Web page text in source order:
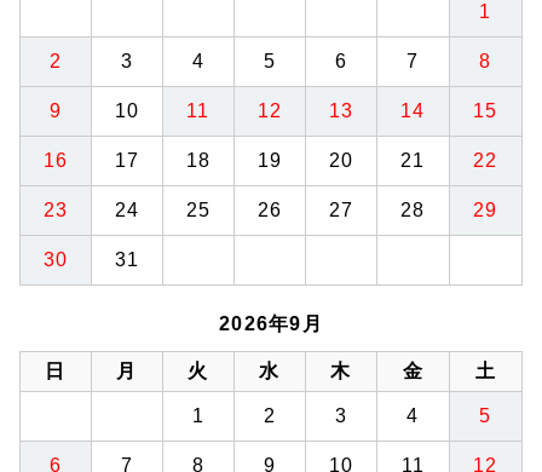
1
2 3 4 5 6 7 8
9 10 11 12 13 14 15
16 17 18 19 20 21 22
23 24 25 26 27 28 29
30 31
2026年9月
日 月 火 水 木 金 土
1 2 3 4 5
6 7 8 9 10 11 12